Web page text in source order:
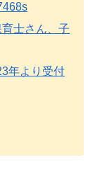
士さん、子
年より受付